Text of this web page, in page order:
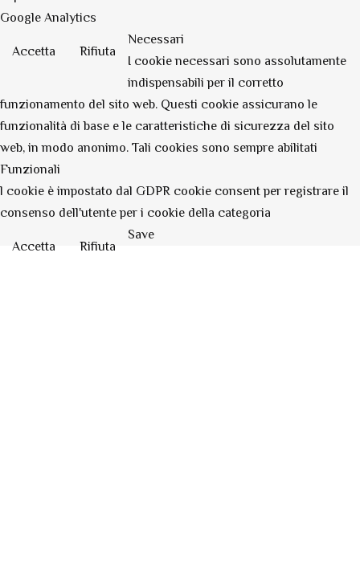
Google Analytics
Accetta Rifiuta
Necessari
I cookie necessari sono assolutamente
indispensabili per il corretto
funzionamento del sito web. Questi cookie assicurano le
funzionalità di base e le caratteristiche di sicurezza del sito
web, in modo anonimo. Tali cookies sono sempre abilitati
Funzionali
l cookie è impostato dal GDPR cookie consent per registrare il
consenso dell'utente per i cookie della categoria
Accetta Rifiuta
Save